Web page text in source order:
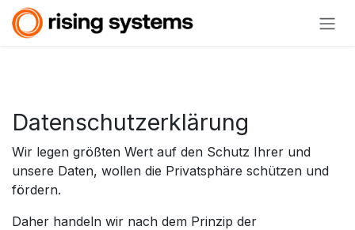
Zum Inhalt springen
Datenschutzerklärung
Wir legen größten Wert auf den Schutz Ihrer und
unsere Daten, wollen die Privatsphäre schützen und
fördern.
Daher handeln wir nach dem Prinzip der